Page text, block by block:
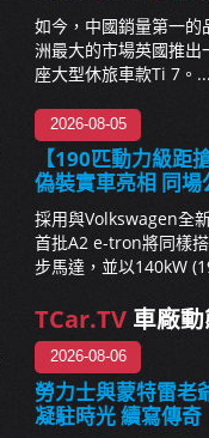
如今，中國銷量第一的
洲最大的市場英國推
座大型休旅車款Ti 7。...
2026-08-05
【190匹動力級
偽裝實車亮相 同場
採用與Volkswagen全
首批A2 e-tron將同樣
步馬達，並以140kW
TCar.TV 車廠
2026-08-06
勞力士與蒙特雷老
凝駐時光 續寫傳奇